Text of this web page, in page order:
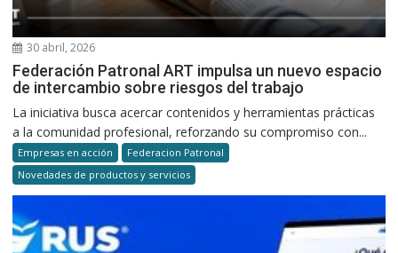
30 abril, 2026
Federación Patronal ART impulsa un nuevo espacio
de intercambio sobre riesgos del trabajo
La iniciativa busca acercar contenidos y herramientas prácticas
a la comunidad profesional, reforzando su compromiso con...
Empresas en acción
Federacion Patronal
Novedades de productos y servicios